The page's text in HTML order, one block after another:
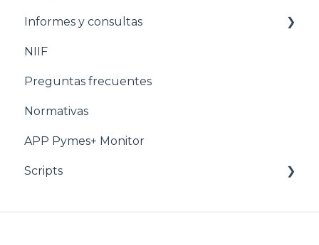
Informes y consultas
Nomina
NIIF
Preguntas frecuentes
Normativas
APP Pymes+ Monitor
Scripts